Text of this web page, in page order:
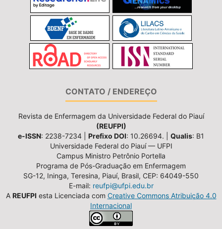
CONTATO / ENDEREÇO
Revista de Enfermagem da Universidade Federal do Piauí
(REUFPI)
e-ISSN: 2238-7234 | Prefixo DOI: 10.26694. | Qualis: B1
Universidade Federal do Piauí — UFPI
Campus Ministro Petrônio Portella
Programa de Pós-Graduação em Enfermagem
SG-12, Ininga, Teresina, Piauí, Brasil, CEP: 64049-550
E-mail: reufpi@ufpi.edu.br
A REUFPI esta Licenciada com Creative Commons Atribuição 4.0
Internacional